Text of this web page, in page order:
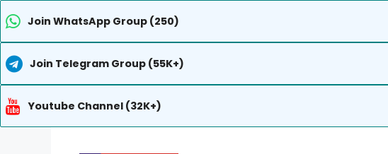
Join WhatsApp Group (250)
Join Telegram Group (55K+)
Youtube Channel (32K+)